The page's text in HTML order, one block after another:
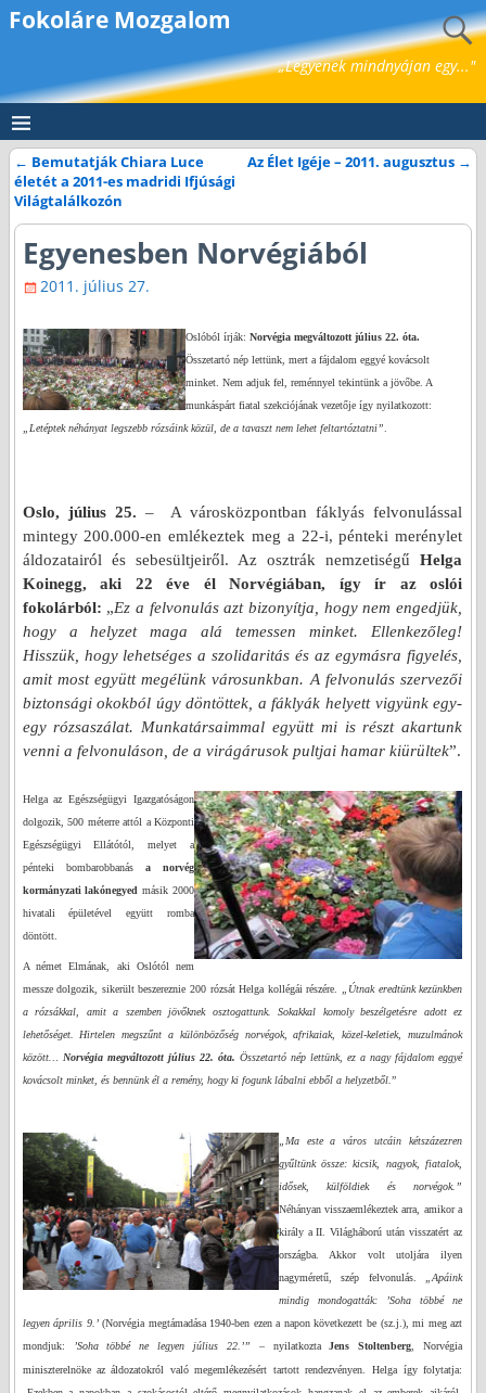
Fokoláre Mozgalom
„Legyenek mindnyájan egy..."
Bejegyzés navigáció
← Bemutatják Chiara Luce
életét a 2011-es madridi Ifjúsági
Világtalálkozón
Az Élet Igéje – 2011. augusztus →
Egyenesben Norvégiából
2011. július 27.
Oslóból írják: Norvégia megváltozott július 22. óta.
Összetartó nép lettünk, mert a fájdalom eggyé kovácsolt
minket. Nem adjuk fel, reménnyel tekintünk a jövőbe. A
munkáspárt fiatal szekciójának vezetője így nyilatkozott:
„Letéptek néhányat legszebb rózsáink közül, de a tavaszt nem lehet feltartóztatni”
Oslo, július 25. –
A városközpontban fáklyás felvonulással
mintegy 200.000-en emlékeztek meg a 22-i, pénteki merénylet
áldozatairól és sebesültjeiről. Az osztrák nemzetiségűHelga
Koinegg, aki 22 éve él Norvégiában, így ír az oslói
fokolárból: „Ez a felvonulás azt bizonyítja, hogy nem engedjük,
hogy a helyzet maga alá temessen minket. Ellenkezőleg!
Hisszük, hogy lehetséges a szolidaritás és az egymásra figyelés,
amit most együtt megélünk városunkban. A felvonulás szervezői
biztonsági okokból úgy döntöttek, a fáklyák helyett vigyünk egy-
egy rózsaszálat. Munkatársaimmal együtt mi is részt akartunk
venni a felvonuláson, de a virágárusok pultjai hamar kiürültek”.
Helga az Egészségügyi Igazgatóságon
dolgozik, 500 méterre attól a Központi
Egészségügyi Ellátótól, melyet a
pénteki bombarobbanás a norvég
kormányzati lakónegyed másik 2000
hivatali épületével együtt romba
döntött.
A német Elmának, aki Oslótól nem
messze dolgozik, sikerült beszereznie 200 rózsát Helga kollégái részére.
„Útnak eredtünk kezünkben
a rózsákkal, amit a szemben jövőknek osztogattunk. Sokakkal komoly beszélgetésre adott ez
lehetőséget. Hirtelen megszűnt a különbözőség norvégok, afrikaiak, közel-keletiek, muzulmánok
között…
Norvégia megváltozott július 22. óta. Összetartó nép lettünk, ez a nagy fájdalom eggyé
kovácsolt minket, és bennünk él a remény, hogy ki fogunk lábalni ebből a helyzetből. ”
„Ma este a város utcáin kétszázezren
gyűltünk össze: kicsik, nagyok, fiatalok,
idősek, külföldiek és norvégok.”
Néhányan visszaemlékeztek arra, amikor a
király a II. Világháború után visszatért az
országba. Akkor volt utoljára ilyen
nagyméretű, szép felvonulás.
„Apáink
mindig mondogatták: ’Soha többé ne
legyen április 9.’(Norvégia megtámadása 1940-ben ezen a napon következett be (sz.j.), mi meg azt
mondjuk:
’Soha többé ne legyen július 22.’” – nyilatkoztaJens Stoltenberg , Norvégia
miniszterelnöke az áldozatokról való megemlékezésért tartott rendezvényen.
Helga így folytatja: